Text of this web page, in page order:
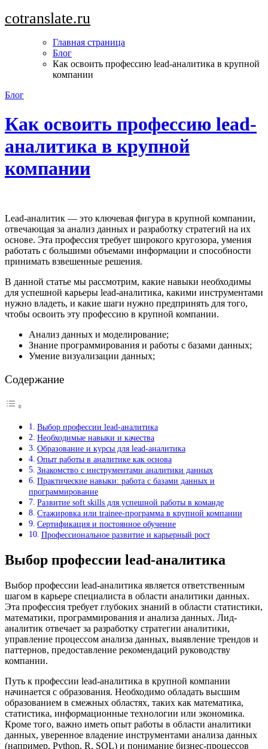
Перейти
к
cotranslate.ru
Главная страница
Блог
Как освоить профессию lead-аналитика в крупной
компании
Блог
Как освоить профессию lead-
аналитика в крупной
компании
Lead-аналитик — это ключевая фигура в крупной компании,
отвечающая за анализ данных и разработку стратегий на их
основе. Эта профессия требует широкого кругозора, умения
работать с большими объемами информации и способности
принимать взвешенные решения.
В данной статье мы рассмотрим, какие навыки необходимы
для успешной карьеры lead-аналитика, какими инструментами
нужно владеть, и какие шаги нужно предпринять для того,
чтобы освоить эту профессию в крупной компании.
Анализ данных и моделирование;
Знание программирования и работы с базами данных;
Умение визуализации данных;
Содержание
Выбор профессии lead-аналитика
Необходимые навыки и качества
Образование и курсы для lead-аналитика
Опыт работы в аналитике как основа
Знакомство с инструментами аналитики данных
Практические навыки: работа с базами данных и
программирование
Развитие soft skills для успешной работы в команде
Стажировка или trainee-программа в крупной компании
Сертификация и постоянное обучение
Профессиональное развитие и карьерный рост
Выбор профессии lead-аналитика
Выбор профессии lead-аналитика является ответственным
шагом в карьере специалиста в области аналитики данных.
Эта профессия требует глубоких знаний в области статистики,
математики, программирования и анализа данных. Лид-
аналитик отвечает за разработку стратегии аналитики,
управление процессом анализа данных, выявление трендов и
паттернов, предоставление рекомендаций руководству
компании.
Путь к профессии lead-аналитика в крупной компании
начинается с образования. Необходимо обладать высшим
образованием в смежных областях, таких как математика,
статистика, информационные технологии или экономика.
Кроме того, важно иметь опыт работы в области аналитики
данных, уверенное владение инструментами анализа данных
(например, Python, R, SQL) и понимание бизнес-процессов